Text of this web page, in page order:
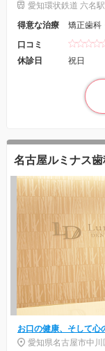
愛知環状鉄道 六名
得意な治療
矯正歯科
口コミ
休診日
祝日
名古屋ルミナス
お口の健康、そして心
愛知県名古屋市中